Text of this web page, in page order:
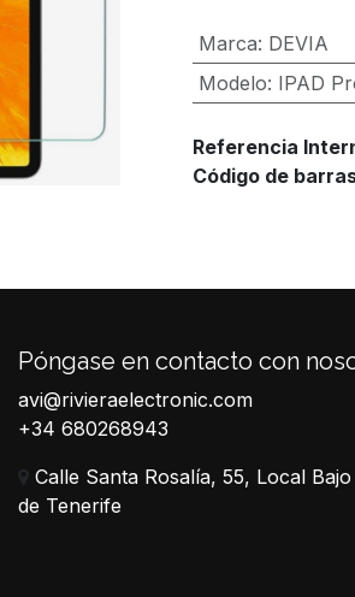
Marca: DEVIA
Modelo: IPAD
Referencia
Código de
Póngase en contacto con
avi@rivieraelectronic.com
+34 680268943
Calle Santa Rosalía, 55, Local
de Tenerife